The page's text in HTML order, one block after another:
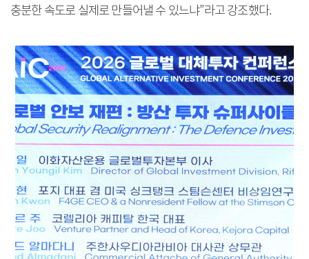
충분한 속도로 실제로 만들어낼 수 있느냐”라고 강조했다.